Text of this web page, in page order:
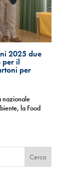
2025 due
per il
per
nazionale
la Food